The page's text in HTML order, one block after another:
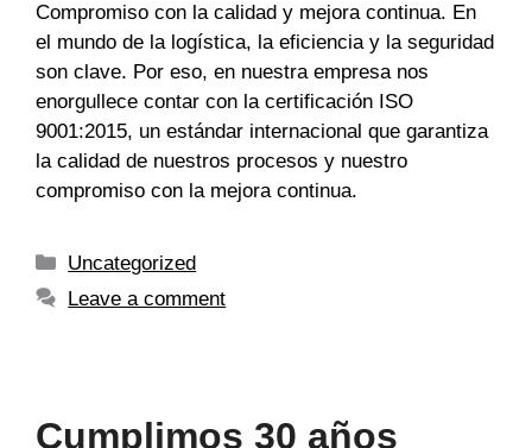
Compromiso con la calidad y mejora continua. En
el mundo de la logística, la eficiencia y la seguridad
son clave. Por eso, en nuestra empresa nos
enorgullece contar con la certificación ISO
9001:2015, un estándar internacional que garantiza
la calidad de nuestros procesos y nuestro
compromiso con la mejora continua.
Uncategorized
Leave a comment
Cumplimos 30 años